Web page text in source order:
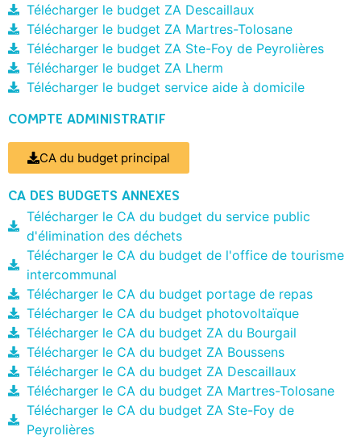
Télécharger le budget ZA Descaillaux
Télécharger le budget ZA Martres-Tolosane
Télécharger le budget ZA Ste-Foy de Peyrolières
Télécharger le budget ZA Lherm
Télécharger le budget service aide à domicile
COMPTE ADMINISTRATIF
CA du budget principal
CA DES BUDGETS ANNEXES
Télécharger le CA du budget du service public
d'élimination des déchets
Télécharger le CA du budget de l'office de tourisme
intercommunal
Télécharger le CA du budget portage de repas
Télécharger le CA du budget photovoltaïque
Télécharger le CA du budget ZA du Bourgail
Télécharger le CA du budget ZA Boussens
Télécharger le CA du budget ZA Descaillaux
Télécharger le CA du budget ZA Martres-Tolosane
Télécharger le CA du budget ZA Ste-Foy de
Peyrolières